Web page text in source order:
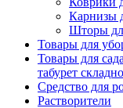
Карнизы
Шторы
Товары для
Товары для
табурет
Средство для
Растворители